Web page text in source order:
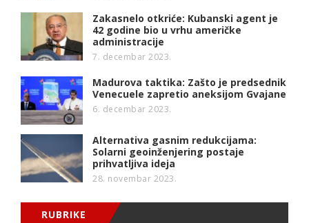
Zakasnelo otkriće: Kubanski agent je
42 godine bio u vrhu američke
administracije
7. decembar 2023.
Madurova taktika: Zašto je predsednik
Venecuele zapretio aneksijom Gvajane
6. decembar 2023.
Alternativa gasnim redukcijama:
Solarni geoinženjering postaje
prihvatljiva ideja
28. novembar 2023.
RUBRIKE